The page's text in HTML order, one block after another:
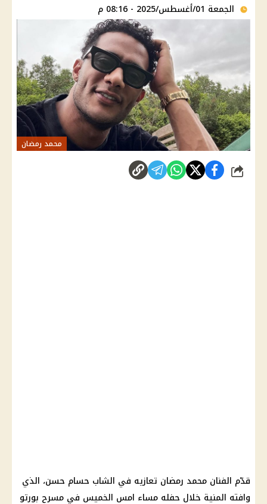
الجمعة 01/أغسطس/2025 - 08:16 م
محمد رمضان
شارك
قدّم الفنان محمد رمضان تعازيه في الشاب حسام حسن، الذي
وافته المنية خلال حفله مساء امس الخميس في مسرح بورتو